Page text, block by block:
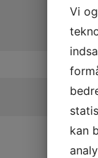
Vi
kan